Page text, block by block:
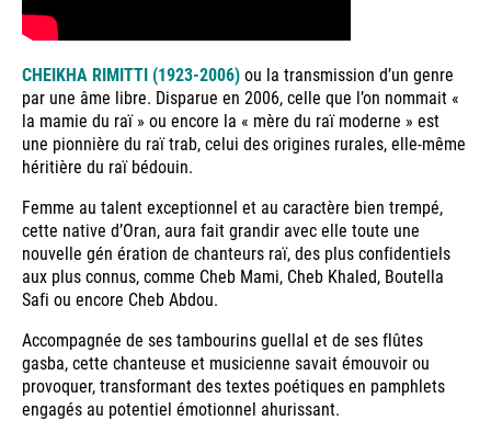
CHEIKHA RIMITTI (1923-2006)ou la transmission d’un genre
par une âme libre. Disparue en 2006, celle que l’on nommait «
la mamie du raï » ou encore la « mère du raï moderne » est
une pionnière du raï trab, celui des origines rurales, elle-même
héritière du raï bédouin.
Femme au talent exceptionnel et au caractère bien trempé,
cette native d’Oran, aura fait grandir avec elle toute une
nouvelle gén ération de chanteurs raï, des plus confidentiels
aux plus connus, comme Cheb Mami, Cheb Khaled, Boutella
Safi ou encore Cheb Abdou.
Accompagnée de ses tambourins guellal et de ses flûtes
gasba, cette chanteuse et musicienne savait émouvoir ou
provoquer, transformant des textes poétiques en pamphlets
engagés au potentiel émotionnel ahurissant.